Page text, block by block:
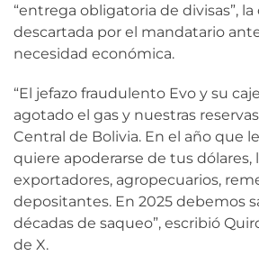
“entrega obligatoria de divisas”,
descartada por el mandatario
necesidad económica.
“El jefazo fraudulento Evo y su
agotado el gas y nuestras
Central de Bolivia. En el año que
quiere apoderarse de tus dólares,
exportadores, agropecuarios,
depositantes. En 2025 debemos
décadas de saqueo”, escribió
de X.